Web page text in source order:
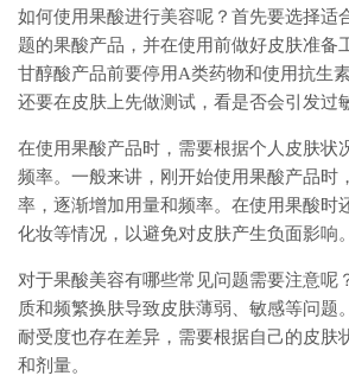
如何使用果酸进行美容呢？首先要选择适
题的果酸产品，并在使用前做好皮肤准备
甘醇酸产品前要停用A类药物和使用抗生
还要在皮肤上先做测试，看是否会引发过
在使用果酸产品时，需要根据个人皮肤状
频率。一般来讲，刚开始使用果酸产品时
率，逐渐增加用量和频率。在使用果酸时
化妆等情况，以避免对皮肤产生负面影响。
对于果酸美容有哪些常见问题需要注意呢
质和频繁换肤导致皮肤薄弱、敏感等问题
耐受度也存在差异，需要根据自己的皮肤
和剂量。